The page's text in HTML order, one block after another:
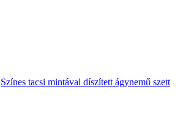
Színes tacsi mintával díszített ágynemű szett